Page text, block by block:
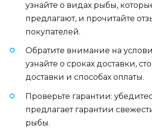
узнайте о видах рыбы,
предлагают, и прочитайте
покупателей.
Обратите внимание на
узнайте о сроках доставки,
доставки и способах оплаты.
Проверьте гарантии:
предлагает гарантии
рыбы.